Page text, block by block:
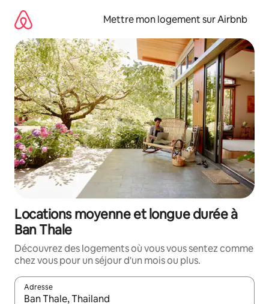
directement
contenu
Mettre mon logement sur Airbnb
Locations moyenne et longue durée à
Ban Thale
Découvrez des logements où vous vous sentez comme
chez vous pour un séjour d'un mois ou plus.
Adresse
Lorsque les résultats s'affichent, utilisez les flèches vers le